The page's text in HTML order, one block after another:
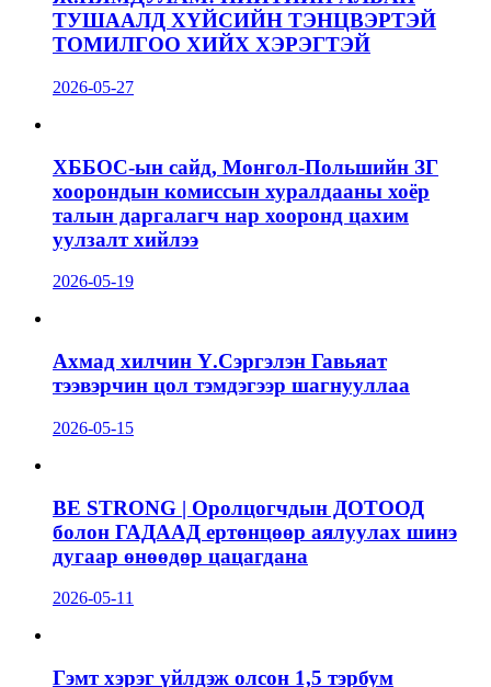
ТУШААЛД ХҮЙСИЙН ТЭНЦВЭРТЭЙ
ТОМИЛГОО ХИЙХ ХЭРЭГТЭЙ
2026-05-27
ХББОС-ын сайд, Монгол-Польшийн ЗГ
хоорондын комиссын хуралдааны хоёр
талын даргалагч нар хооронд цахим
уулзалт хийлээ
2026-05-19
Ахмад хилчин Ү.Сэргэлэн Гавьяат
тээвэрчин цол тэмдэгээр шагнууллаа
2026-05-15
BE STRONG | Оролцогчдын ДОТООД
болон ГАДААД ертөнцөөр аялуулах шинэ
дугаар өнөөдөр цацагдана
2026-05-11
Гэмт хэрэг үйлдэж олсон 1,5 тэрбум